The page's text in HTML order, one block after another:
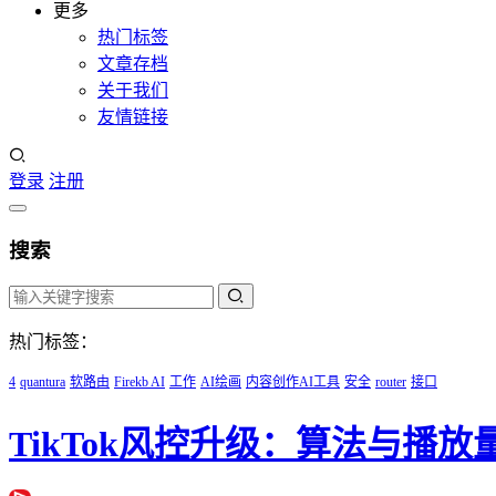
更多
热门标签
文章存档
关于我们
友情链接
登录 注册
搜索
热门标签：
4 quantura 软路由 Firekb AI 工作 AI绘画 内容创作AI工具 安全 router 接口
TikTok风控升级：算法与播放